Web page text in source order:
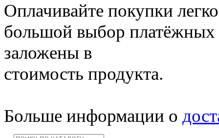
Оплачивайте покупки
большой выбор
заложены в
стоимость продукта.
Больше информации о